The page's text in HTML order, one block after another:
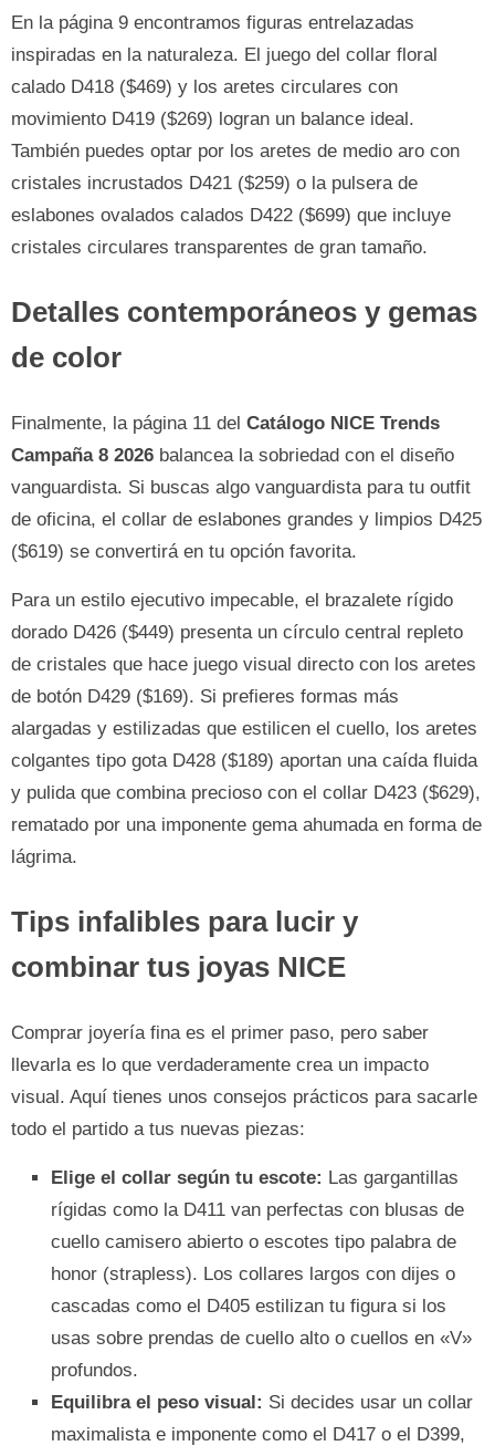
En la página 9 encontramos figuras entrelazadas
inspiradas en la naturaleza. El juego del collar floral
calado D418 ($469) y los aretes circulares con
movimiento D419 ($269) logran un balance ideal.
También puedes optar por los aretes de medio aro con
cristales incrustados D421 ($259) o la pulsera de
eslabones ovalados calados D422 ($699) que incluye
cristales circulares transparentes de gran tamaño.
Detalles contemporáneos y gemas
de color
Finalmente, la página 11 del Catálogo NICE Trends
Campaña 8 2026 balancea la sobriedad con el diseño
vanguardista. Si buscas algo vanguardista para tu outfit
de oficina, el collar de eslabones grandes y limpios D425
($619) se convertirá en tu opción favorita.
Para un estilo ejecutivo impecable, el brazalete rígido
dorado D426 ($449) presenta un círculo central repleto
de cristales que hace juego visual directo con los aretes
de botón D429 ($169). Si prefieres formas más
alargadas y estilizadas que estilicen el cuello, los aretes
colgantes tipo gota D428 ($189) aportan una caída fluida
y pulida que combina precioso con el collar D423 ($629),
rematado por una imponente gema ahumada en forma de
lágrima.
Tips infalibles para lucir y
combinar tus joyas NICE
Comprar joyería fina es el primer paso, pero saber
llevarla es lo que verdaderamente crea un impacto
visual. Aquí tienes unos consejos prácticos para sacarle
todo el partido a tus nuevas piezas:
Elige el collar según tu escote: Las gargantillas
rígidas como la D411 van perfectas con blusas de
cuello camisero abierto o escotes tipo palabra de
honor (strapless). Los collares largos con dijes o
cascadas como el D405 estilizan tu figura si los
usas sobre prendas de cuello alto o cuellos en «V»
profundos.
Equilibra el peso visual: Si decides usar un collar
maximalista e imponente como el D417 o el D399,